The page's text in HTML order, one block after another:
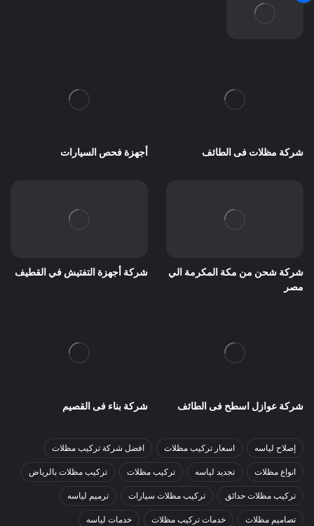
شركة مظلات فى الطائف أجهزة فحص السيارات
شركة شحن من مكة المكرمة الي
مصر
شركة أجهزة التفتيش في القطيف
شركة عوازل اسطح فى الطائف شركة بناء فى القصيم
إصلاح لياسه اسعار تركيب مظلات افضل شركة تركيب مظلات
انواع مظلات تجديد لياسه تركيب مظلات تركيب مظلات بالرياض
تركيب مظلات حدائق تركيب مظلات سيارات ترميم لياسه
تصاميم مظلات خدمات تركيب مظلات خدمات لياسه